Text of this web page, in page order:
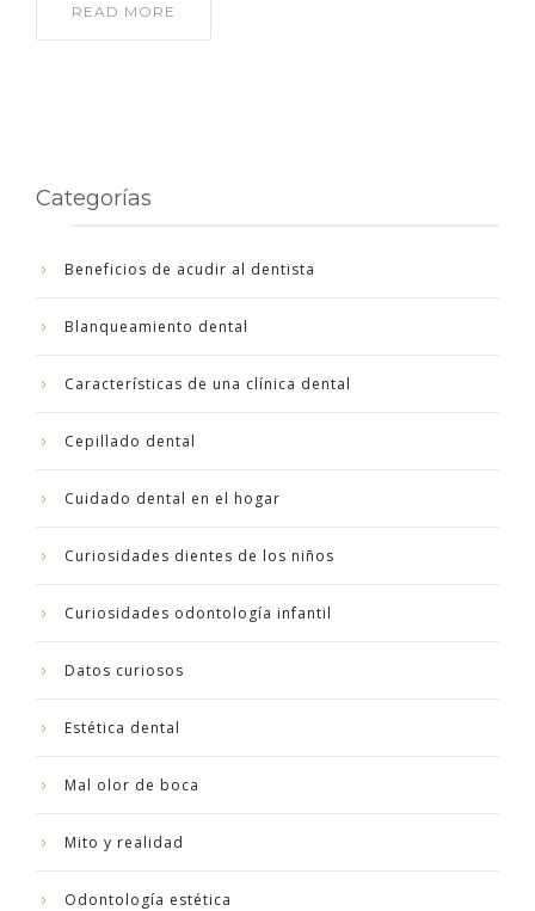
READ MORE
Categorías
Beneficios de acudir al dentista
Blanqueamiento dental
Características de una clínica dental
Cepillado dental
Cuidado dental en el hogar
Curiosidades dientes de los niños
Curiosidades odontología infantil
Datos curiosos
Estética dental
Mal olor de boca
Mito y realidad
Odontología estética